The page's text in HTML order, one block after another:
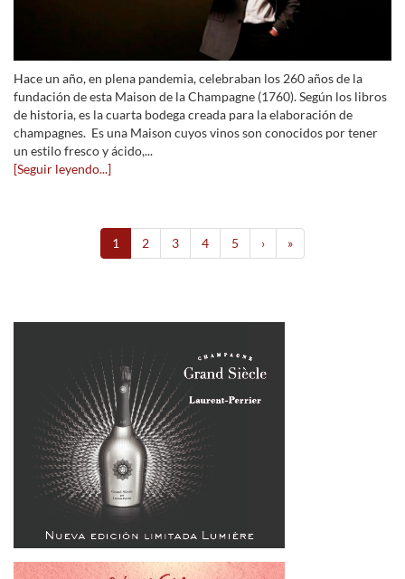
Hace un año, en plena pandemia, celebraban los 260 años de la
fundación de esta Maison de la Champagne (1760). Según los libros
de historia, es la cuarta bodega creada para la elaboración de
champagnes. Es una Maison cuyos vinos son conocidos por tener
un estilo fresco y ácido,...
[Seguir leyendo...]
1 2 3 4 5 › »